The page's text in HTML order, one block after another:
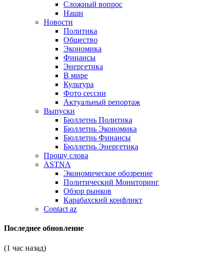
Сложный вопрос
Наши
Новости
Политика
Общество
Экономика
Финансы
Энергетика
В мире
Культура
Фото сессии
Актуальный репортаж
Выпуски
Бюллетнь Политика
Бюллетнь Экономика
Бюллетнь Финансы
Бюллетнь Энергетика
Прошу слова
ASTNA
Экономическое обозрение
Политический Мониторинг
Обзор рынков
Карабахский конфликт
Contact az
Последнее обновление
(1 час назад)